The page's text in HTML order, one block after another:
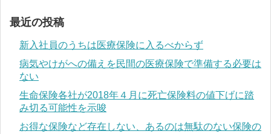
最近の投稿
新入社員のうちは医療保険に入るべからず
病気やけがへの備えを民間の医療保険で準備する必要は
ない
生命保険各社が2018年４月に死亡保険料の値下げに踏
み切る可能性を示唆
お得な保険など存在しない、あるのは無駄のない保険の